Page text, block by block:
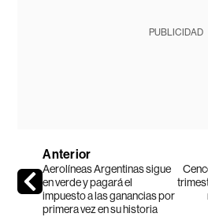
PUBLICIDAD
Anterior
Aerolíneas Argentinas sigue
en verde y pagará el
impuesto a las ganancias por
primera vez en su historia